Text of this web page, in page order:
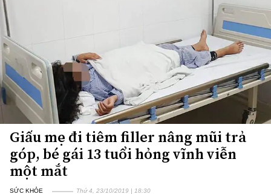
Giấu mẹ đi tiêm filler nâng mũi trả
góp, bé gái 13 tuổi hỏng vĩnh viễn
một mắt
SỨC KHỎE Thứ 4, 23/10/2019 | 18:30